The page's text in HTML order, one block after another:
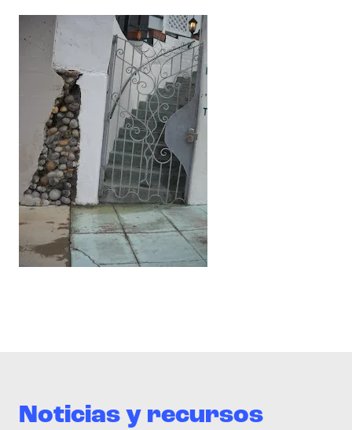
Noticias y recursos